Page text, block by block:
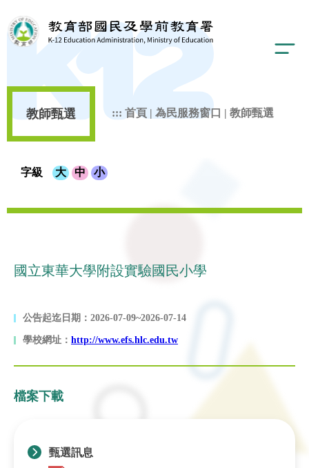
教師甄選 ::: 首頁 | 為民服務窗口 | 教師甄選
字級 大 中 小
國立東華大學附設實驗國民小學
公告起迄日期：2026-07-09~2026-07-14
學校網址： http://www.efs.hlc.edu.tw
檔案下載
甄選訊息